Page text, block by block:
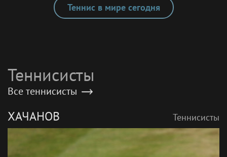
Теннис в мире сегодня
Теннисисты
Все теннисисты
ХАЧАНОВ Теннисисты